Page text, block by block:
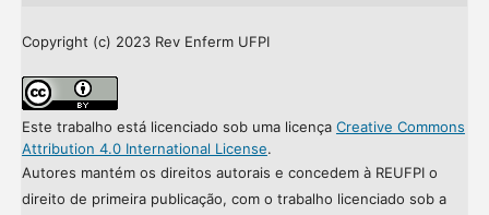
Copyright (c) 2023 Rev Enferm UFPI
Este trabalho está licenciado sob uma licença Creative Commons
Attribution 4.0 International License.
Autores mantém os direitos autorais e concedem à REUFPI o
direito de primeira publicação, com o trabalho licenciado sob a